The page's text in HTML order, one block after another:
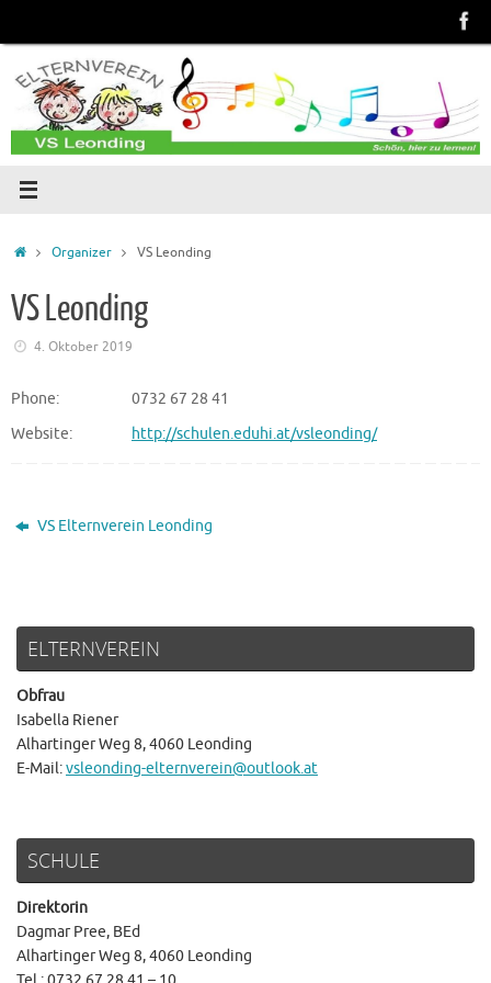
springen
StartOrganizer VS Leonding
VS Leonding
4. Oktober 2019
Phone:
0732 67 28 41
Website:
http://schulen.eduhi.at/vsleonding/
VS Elternverein Leonding
ELTERNVEREIN
Obfrau
Isabella Riener
Alhartinger Weg 8, 4060 Leonding
E-Mail:vsleonding-elternverein@outlook.at
SCHULE
Direktorin
Dagmar Pree, BEd
Alhartinger Weg 8, 4060 Leonding